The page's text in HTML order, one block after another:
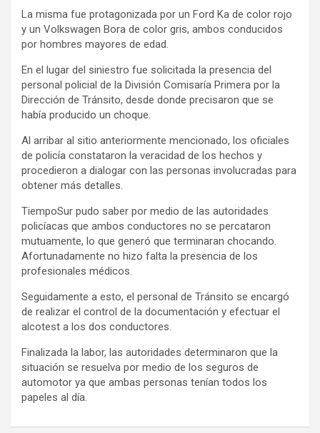
La misma fue protagonizada por un Ford Ka de color rojo
y un Volkswagen Bora de color gris, ambos conducidos
por hombres mayores de edad.
En el lugar del siniestro fue solicitada la presencia del
personal policial de la División Comisaría Primera por la
Dirección de Tránsito, desde donde precisaron que se
había producido un choque.
Al arribar al sitio anteriormente mencionado, los oficiales
de policía constataron la veracidad de los hechos y
procedieron a dialogar con las personas involucradas para
obtener más detalles.
TiempoSur pudo saber por medio de las autoridades
policíacas que ambos conductores no se percataron
mutuamente, lo que generó que terminaran chocando.
Afortunadamente no hizo falta la presencia de los
profesionales médicos.
Seguidamente a esto, el personal de Tránsito se encargó
de realizar el control de la documentación y efectuar el
alcotest a los dos conductores.
Finalizada la labor, las autoridades determinaron que la
situación se resuelva por medio de los seguros de
automotor ya que ambas personas tenían todos los
papeles al día.